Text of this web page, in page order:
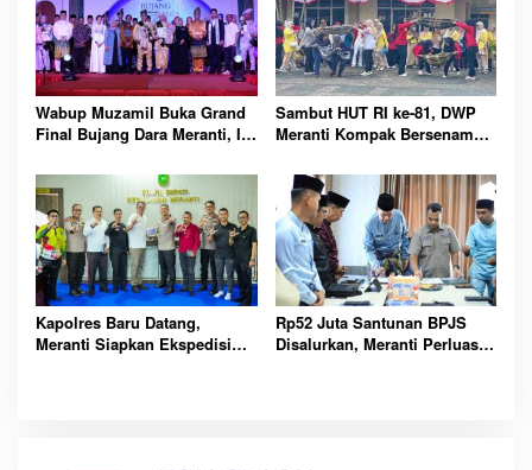
Wabup Muzamil Buka Grand
Final Bujang Dara Meranti, Ini
Pentingnya
Sambut HUT RI ke-81, DWP
Meranti Kompak Bersenam
Kapolres Baru Datang,
Meranti Siapkan Ekspedisi
Rp52 Juta Santunan BPJS
Disalurkan, Meranti Perluas